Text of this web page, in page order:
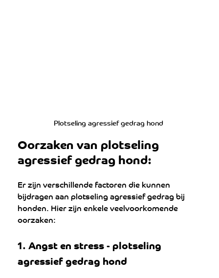
Plotseling agressief gedrag hond
Oorzaken van plotseling
agressief gedrag hond:
Er zijn verschillende factoren die kunnen
bijdragen aan plotseling agressief gedrag bij
honden. Hier zijn enkele veelvoorkomende
oorzaken:
1. Angst en stress - plotseling
agressief gedrag hond